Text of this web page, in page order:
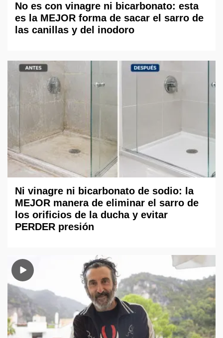
No es con vinagre ni bicarbonato: esta
es la MEJOR forma de sacar el sarro de
las canillas y del inodoro
Ni vinagre ni bicarbonato de sodio: la
MEJOR manera de eliminar el sarro de
los orificios de la ducha y evitar
PERDER presión